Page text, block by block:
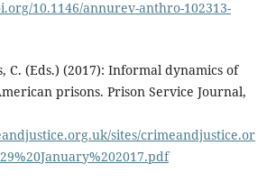
10.1146/annurev-anthro-102313-
C. (Eds.) (2017): Informal dynamics of
prisons. Prison Service Journal,
sites/crimeandjustice.or